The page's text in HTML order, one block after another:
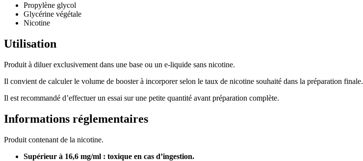
Propylène glycol
Glycérine végétale
Nicotine
Utilisation
Produit à diluer exclusivement dans une base ou un e-liquide sans nicotine.
Il convient de calculer le volume de booster à incorporer selon le taux de nicotine souhaité dans la préparation finale.
Il est recommandé d’effectuer un essai sur une petite quantité avant préparation complète.
Informations réglementaires
Produit contenant de la nicotine.
Supérieur à 16,6 mg/ml : toxique en cas d’ingestion.